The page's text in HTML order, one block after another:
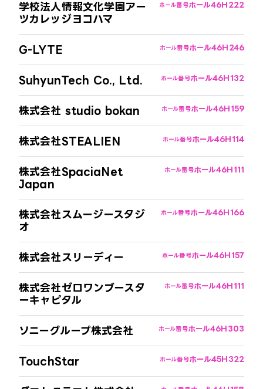
学校法人情報文化学園アー
ツカレッジヨコハマ
ホール番号ホール46H222
G-LYTE ホール番号ホール46H246
SuhyunTech Co., Ltd. ホール番号ホール46H132
株式会社 studio bokan ホール番号ホール46H159
株式会社STEALIEN ホール番号ホール46H114
株式会社SpaciaNet
Japan
ホール番号ホール46H111
株式会社スムージースタジ
オ
ホール番号ホール46H166
株式会社スリーディー ホール番号ホール46H157
株式会社ゼロワンブースタ
ーキャピタル
ホール番号ホール46H111
ソニーグループ株式会社 ホール番号ホール46H303
TouchStar ホール番号ホール45H322